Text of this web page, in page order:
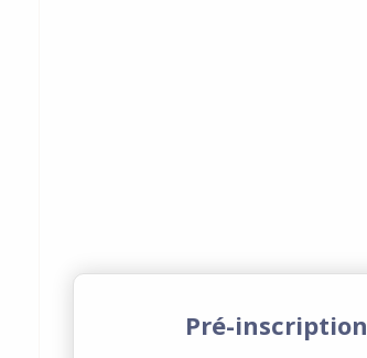
Pré-inscription